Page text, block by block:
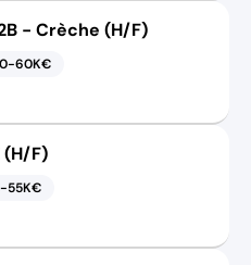
- Crèche (H/F)
60K€
(H/F)
55K€